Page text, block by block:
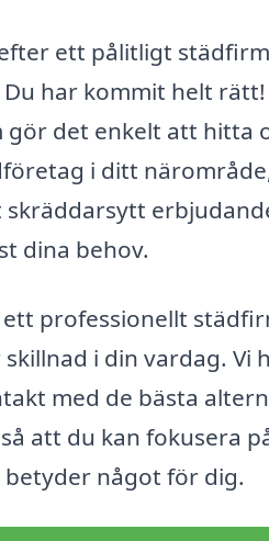
ett pålitligt
Du har kommit helt
det enkelt att hitta
i ditt
skräddarsytt
dina behov.
professionellt
i din vardag. Vi
med de bästa
att du kan fokusera
något för dig.